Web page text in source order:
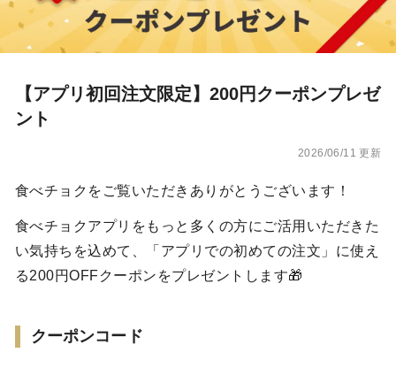
【アプリ初回注文限定】200円クーポンプレゼ
ント
2026/06/11 更新
食べチョクをご覧いただきありがとうございます！
食べチョクアプリをもっと多くの方にご活用いただきた
い気持ちを込めて、「アプリでの初めての注文」に使え
る200円OFFクーポンをプレゼントします🎁
クーポンコード